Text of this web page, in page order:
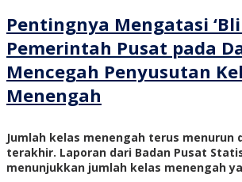
Pentingnya Mengatasi
Pemerintah Pusat pada
Mencegah Penyusutan
Menengah
Jumlah kelas menengah terus menurun
terakhir. Laporan dari Badan Pusat
menunjukkan jumlah kelas menengah